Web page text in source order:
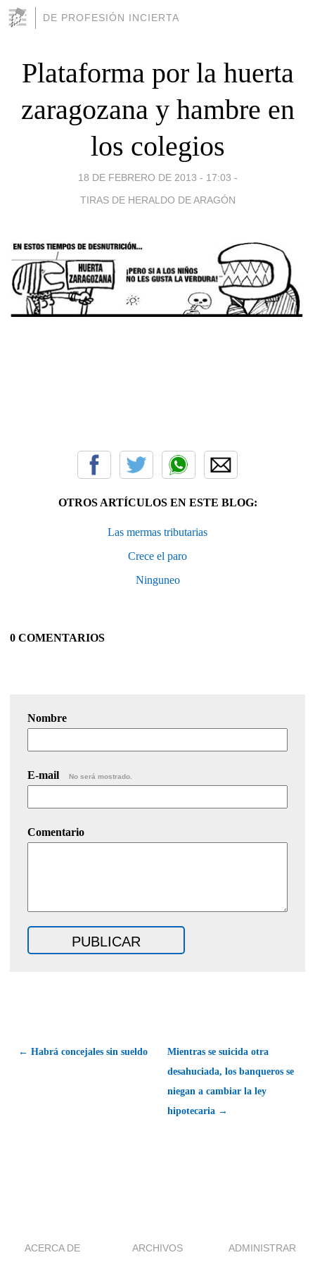
DE PROFESIÓN INCIERTA
Plataforma por la huerta
zaragozana y hambre en
los colegios
18 DE FEBRERO DE 2013 - 17:03 -
TIRAS DE HERALDO DE ARAGÓN
OTROS ARTÍCULOS EN ESTE BLOG:
Las mermas tributarias
Crece el paro
Ninguneo
0 COMENTARIOS
Nombre
E-mail No será mostrado.
Comentario
← Habrá concejales sin sueldo
Mientras se suicida otra
desahuciada, los banqueros se
niegan a cambiar la ley
hipotecaria →
ACERCA DE ARCHIVOS ADMINISTRAR